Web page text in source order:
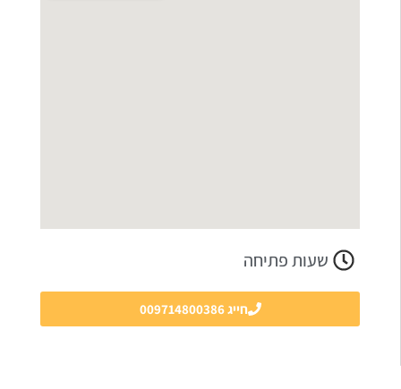
שעות פתיחה
חייג 009714800386